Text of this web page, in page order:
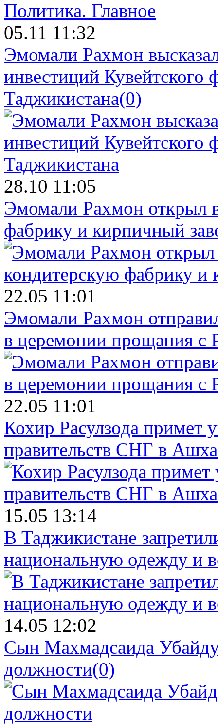
Политика. Главное
05.11 11:32
Эмомали Рахмон
инвестиций Кувейтского
Таджикистана(0)
28.10 11:05
Эмомали Рахмон открыл
фабрику и кирпичный
22.05 11:01
Эмомали Рахмон
в церемонии прощания с
22.05 11:01
Кохир Расулзода примет
правительств СНГ в
15.05 13:14
В Таджикистане
национальную одежду и
14.05 12:02
Сын Махмадсаида
должности(0)